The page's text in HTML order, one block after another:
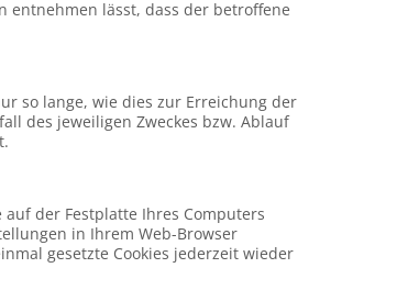
entnehmen lässt, dass der betroffene
so lange, wie dies zur Erreichung der
des jeweiligen Zweckes bzw. Ablauf
der Festplatte Ihres Computers
in Ihrem Web-Browser
gesetzte Cookies jederzeit wieder